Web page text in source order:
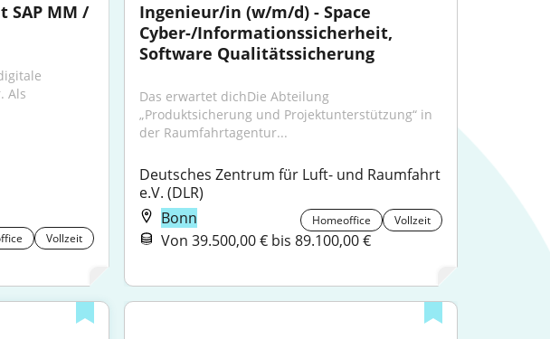
SAP MM /
Als
Vollzeit
Ingenieur/in (w/m/d) - Space
Cyber-/Informationssicherheit,
Software Qualitätssicherung
Das erwartet dichDie Abteilung
„Produktsicherung und Projektunterstützung“ in
der Raumfahrtagentur...
Deutsches Zentrum für Luft- und Raumfahrt
e.V. (DLR)
Bonn
Homeoffice Vollzeit
Von 39.500,00 € bis 89.100,00 €